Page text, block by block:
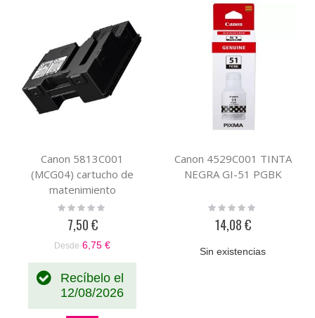
Canon 5813C001
(MCG04) cartucho de
matenimiento
compatible
Rating:
7,50 €
Desde 6,75 €
Recíbelo el
12/08/2026
Canon 4529C001 TINTA
NEGRA GI-51 PGBK
Rating:
14,08 €
Sin existencias